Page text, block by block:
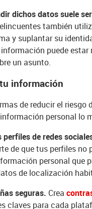
dichos datos suele
también
y suplantar su
puede
un asunto.
información
de reducir el
personal lo
de redes
de que tus perfiles
personal que
de localización
seguras. Crea
claves para cada